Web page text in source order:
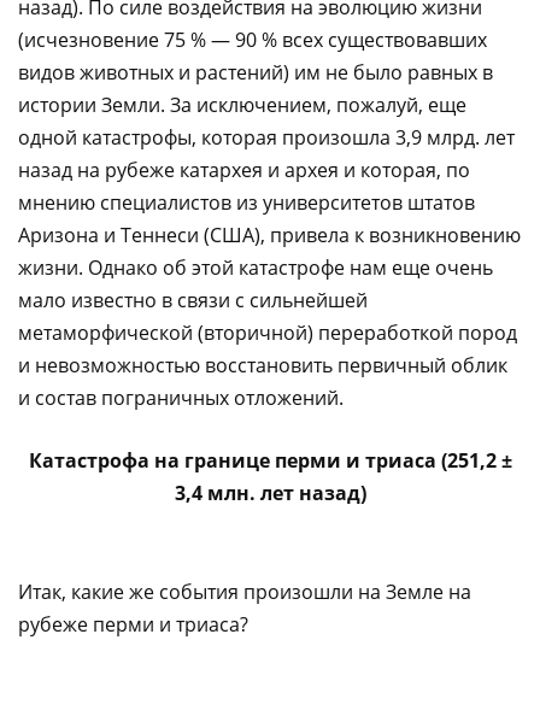
назад). По силе воздействия на эволюцию жизни
(исчезновение 75 % — 90 % всех существовавших
видов животных и растений) им не было равных в
истории Земли. За исключением, пожалуй, еще
одной катастрофы, которая произошла 3,9 млрд. лет
назад на рубеже катархея и архея и которая, по
мнению специалистов из университетов штатов
Аризона и Теннеси (США), привела к возникновению
жизни. Однако об этой катастрофе нам еще очень
мало известно в связи с сильнейшей
метаморфической (вторичной) переработкой пород
и невозможностью восстановить первичный облик
и состав пограничных отложений.
Катастрофа на границе перми и триаса (251,2 ±
3,4 млн. лет назад)
Итак, какие же события произошли на Земле на
рубеже перми и триаса?